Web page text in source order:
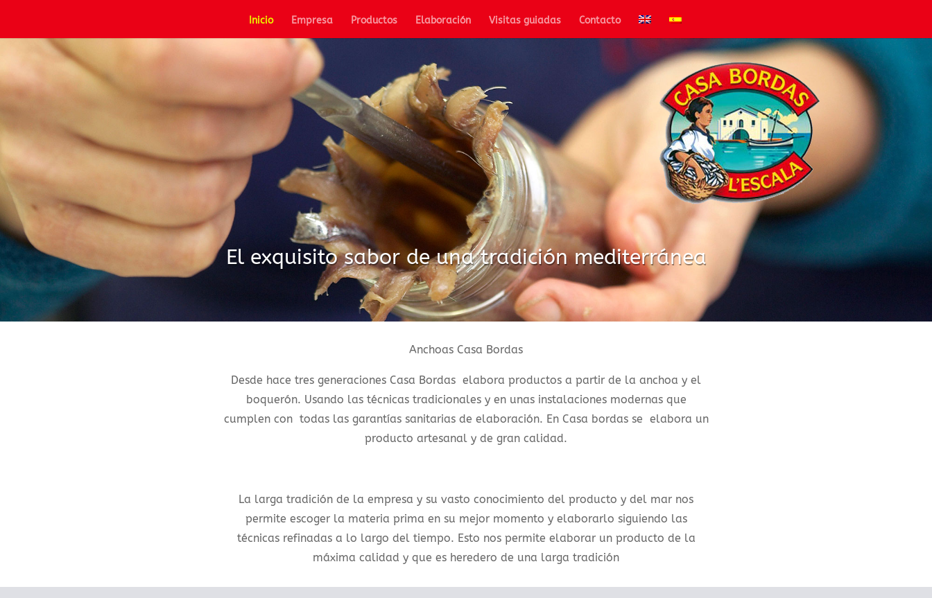
Inicio Empresa Productos Elaboración Visitas guiadas Contacto
El exquisito sabor de una tradición mediterránea
Anchoas Casa Bordas
Desde hace tres generaciones Casa Bordas elabora productos a partir de la anchoa y el
boquerón. Usando las técnicas tradicionales y en unas instalaciones modernas que
cumplen con todas las garantías sanitarias de elaboración. En Casa bordas se elabora un
producto artesanal y de gran calidad.
La larga tradición de la empresa y su vasto conocimiento del producto y del mar nos
permite escoger la materia prima en su mejor momento y elaborarlo siguiendo las
técnicas refinadas a lo largo del tiempo. Esto nos permite elaborar un producto de la
máxima calidad y que es heredero de una larga tradición